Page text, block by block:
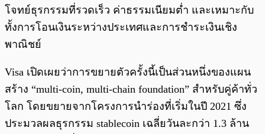
โจทย์ธุรกรรมที่รวดเร็ว ค่าธรรมเนียมต่ำ และเหมาะกับ
ทั้งการโอนเงินระหว่างประเทศและการชำระเงินเชิง
พาณิชย์
Visa เปิดเผยว่าการขยายตัวครั้งนี้เป็นส่วนหนึ่งของแผน
สร้าง “multi-coin, multi-chain foundation” สำหรับคู่ค้าทั่ว
โลก โดยขยายจากโครงการนำร่องที่เริ่มในปี 2021 ซึ่ง
ประมวลผลธุรกรรม stablecoin เฉลี่ยวันละกว่า 1.3 ล้าน